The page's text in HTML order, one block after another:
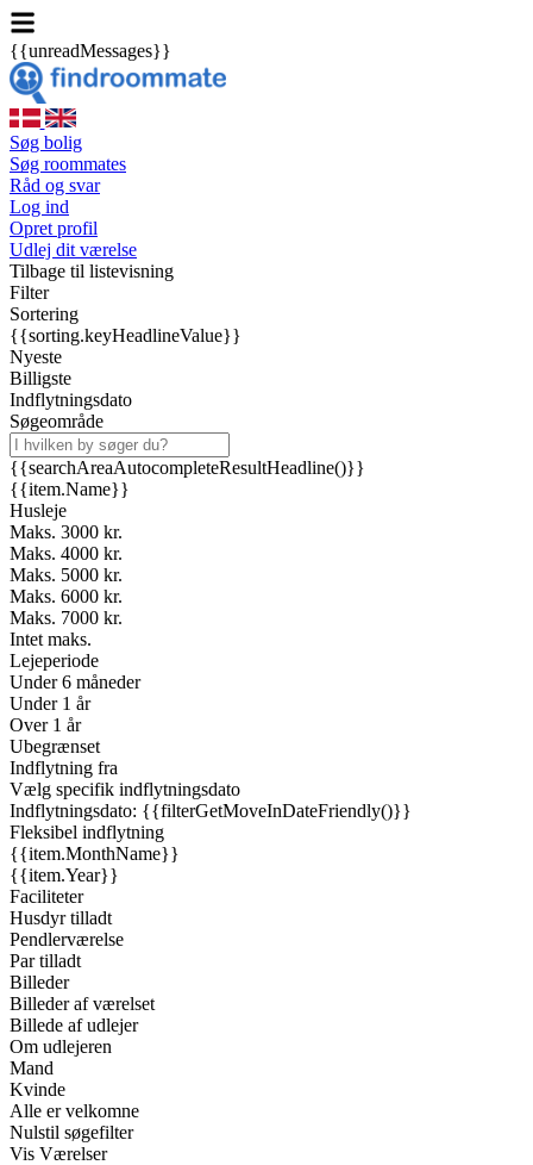
{{unreadMessages}}
Søg bolig
Søg roommates
Råd og svar
Log ind
Opret profil
Udlej dit værelse
Tilbage til listevisning
Filter
Sortering
{{sorting.keyHeadlineValue}}
Nyeste
Billigste
Indflytningsdato
Søgeområde
{{searchAreaAutocompleteResultHeadline()}}
{{item.Name}}
Husleje
Maks. 3000 kr.
Maks. 4000 kr.
Maks. 5000 kr.
Maks. 6000 kr.
Maks. 7000 kr.
Intet maks.
Lejeperiode
Under 6 måneder
Under 1 år
Over 1 år
Ubegrænset
Indflytning fra
Vælg specifik indflytningsdato
Indflytningsdato: {{filterGetMoveInDateFriendly()}}
Fleksibel indflytning
{{item.MonthName}}
{{item.Year}}
Faciliteter
Husdyr tilladt
Pendlerværelse
Par tilladt
Billeder
Billeder af værelset
Billede af udlejer
Om udlejeren
Mand
Kvinde
Alle er velkomne
Nulstil søgefilter
Vis Værelser